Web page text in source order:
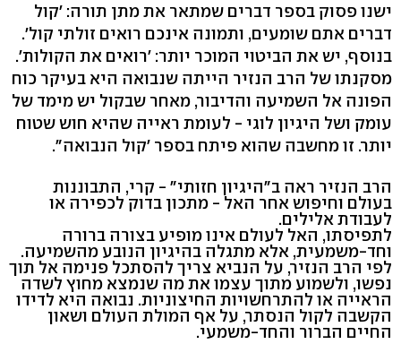
ישנו פסוק בספר דברים שמתאר את מתן תורה: 'קול
דברים אתם שומעים, ותמונה אינכם רואים זולתי קול'.
בנוסף, יש את הביטוי המוכר יותר: 'רואים את הקולות'.
מסקנתו של הרב הנזיר הייתה שנבואה היא בעיקר כוח
הפונה אל השמיעה והדיבור, מאחר שבקול יש מימד של
עומק ושל היגיון לוגי - לעומת ראייה שהיא חוש שטוח
יותר. זו מחשבה שהוא פיתח בספר 'קול הנבואה".
הרב הנזיר ראה ב"היגיון חזותי" - קרי, התבוננות
בעולם וחיפוש אחר האל - מתכון בדוק לכפירה או
לעבודת אלילים.
לתפיסתו, האל לעולם אינו מופיע בצורה ברורה
וחד-משמעית, אלא מתגלה בהיגיון הנובע מהשמיעה.
לפי הרב הנזיר, על הנביא צריך להסתכל פנימה אל תוך
נפשו, ולשמוע מתוך עצמו את מה שנמצא מחוץ לשדה
הראייה או להתרחשויות החיצוניות. נבואה היא לדידו
הקשבה לקול הנסתר, על אף המולת העולם ושאון
החיים הברור והחד-משמעי.